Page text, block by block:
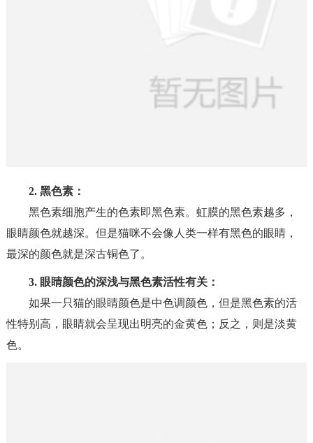
2. 黑色素：
黑色素细胞产生的色素即黑色素。虹膜的黑色素越多，
眼睛颜色就越深。但是猫咪不会像人类一样有黑色的眼睛，
最深的颜色就是深古铜色了。
3. 眼睛颜色的深浅与黑色素活性有关：
如果一只猫的眼睛颜色是中色调颜色，但是黑色素的活
性特别高，眼睛就会呈现出明亮的金黄色；反之，则是淡黄
色。